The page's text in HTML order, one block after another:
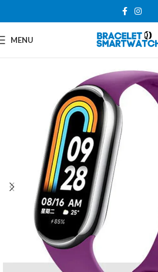
MENU